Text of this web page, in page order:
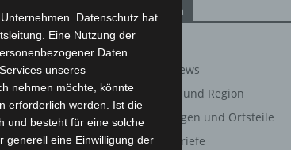
und
für ein
Eilvese,
16.30 bis
Kategorien
Corona-News
Hannover und Region
Langenhagen und Ortsteile
Leserbriefe
Datenschutz hat
Eine Nutzung der
Daten
unseres
nehmen möchte, könnte
erforderlich werden. Ist die
und besteht für eine solche
generell eine Einwilligung der